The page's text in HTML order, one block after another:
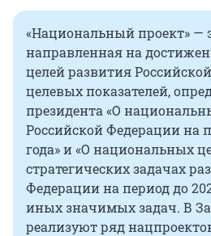
«Национальный проект» —
направленная на
целей развития
целевых показателей,
президента «О
Российской Федерации на
года» и «О национальных
стратегических задачах
Федерации на период до
иных значимых задач. В
реализуют ряд